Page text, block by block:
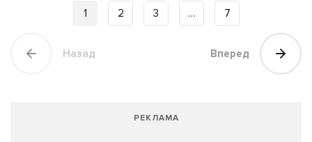
Назад
1 2 3 … 7
Вперед
РЕКЛАМА